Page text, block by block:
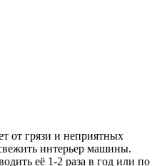
от грязи и неприятных
интерьер машины.
её 1-2 раза в год или по